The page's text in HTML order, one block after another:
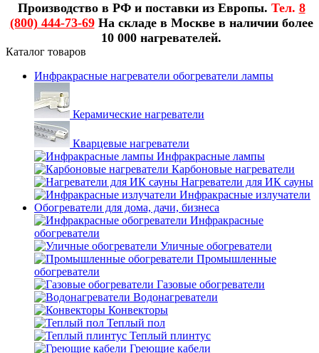
Производство в РФ и поставки из Европы. Тел. 8
(800) 444-73-69На складе в Москве в наличии более
10 000 нагревателей.
Каталог товаров
Инфракрасные нагреватели обогреватели лампы
Керамические нагреватели
Кварцевые нагреватели
Инфракрасные лампы
Карбоновые нагреватели
Нагреватели для ИК сауны
Инфракрасные излучатели
Обогреватели для дома, дачи, бизнеса
Инфракрасные
обогреватели
Уличные обогреватели
Промышленные
обогреватели
Газовые обогреватели
Водонагреватели
Конвекторы
Теплый пол
Теплый плинтус
Греющие кабели